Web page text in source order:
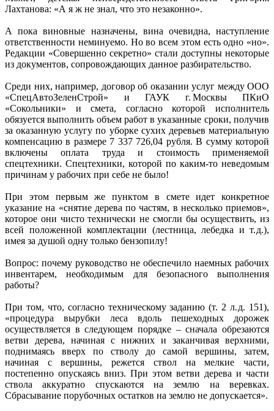
Лахтанова: «А я ж не знал, что это незаконно».
А пока виновные назначены, вина очевидна, наступление
ответственности неминуемо. Но во всем этом есть одно «но».
Редакции «Совершенно секретно» стали доступны некоторые
из документов, сопровождающих данное разбирательство.
Среди них, например, договор об оказании услуг между ООО
«СпецАвтоЗеленСтрой» и ГАУК г. Москвы ПКиО
«Сокольники» и смета, согласно которой исполнитель
обязуется выполнить объем работ в указанные сроки, получив
за оказанную услугу по уборке сухих деревьев материальную
компенсацию в размере 7 337 726,04 рубля. В сумму которой
включены оплата труда и стоимость применяемой
спецтехники. Спецтехники, которой по каким-то неведомым
причинам у рабочих при себе не было!
При этом первым же пунктом в смете идет конкретное
указание на «снятие дерева по частям, в несколько приемов»,
которое они чисто технически не смогли бы осуществить, из
всей положенной комплектации (лестница, лебедка и т. д.),
имея за душой одну только бензопилу!
Вопрос: почему руководство не обеспечило наемных рабочих
инвентарем, необходимым для безопасного выполнения
работы?
При том, что, согласно техническому заданию (т. 2 л. д. 151),
«процедура вырубки леса вдоль пешеходных дорожек
осуществляется в следующем порядке – сначала обрезаются
ветви дерева, начиная с нижних и заканчивая верхними,
поднимаясь вверх по стволу до самой вершины, затем,
начиная с вершины, режется ствол на мелкие части,
постепенно опускаясь вниз. При этом ветви дерева и части
ствола аккуратно спускаются на землю на веревках.
Сбрасывание порубочных остатков на землю не допускается».